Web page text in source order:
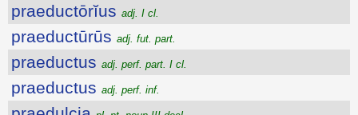
praeductōrĭus adj. I cl.
praeductūrūs adj. fut. part.
praeductus adj. perf. part. I cl.
praeductus adj. perf. inf.